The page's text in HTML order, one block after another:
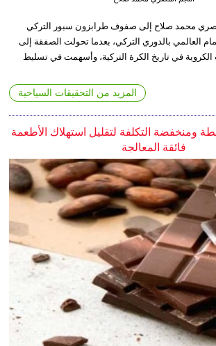
محمد صلاح إلى صفوف طرابزون سبور التركي
العالمي بالدوري التركي، بعدما تحولت الصفقة إلى
الكروية في تاريخ الكرة التركية، وأسهمت في تسليط
المزيد من التحقيقات السياحية
ومنخفضة التكلفة لتقليل استهلاك الأطعمة
فائقة المعالجة